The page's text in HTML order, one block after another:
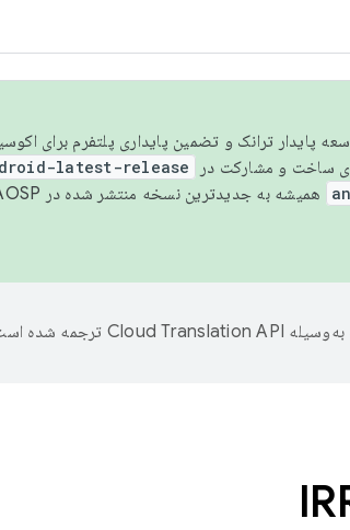
مدل توسعه پایدار ترانک و تضمین پایداری پلتفرم برای
latest-release
همیشه به جدیدترین نسخه منتشر شده در AOSP ارجاع می‌دهد. برای اطلاعات بیشتر، به
ترجمه شده